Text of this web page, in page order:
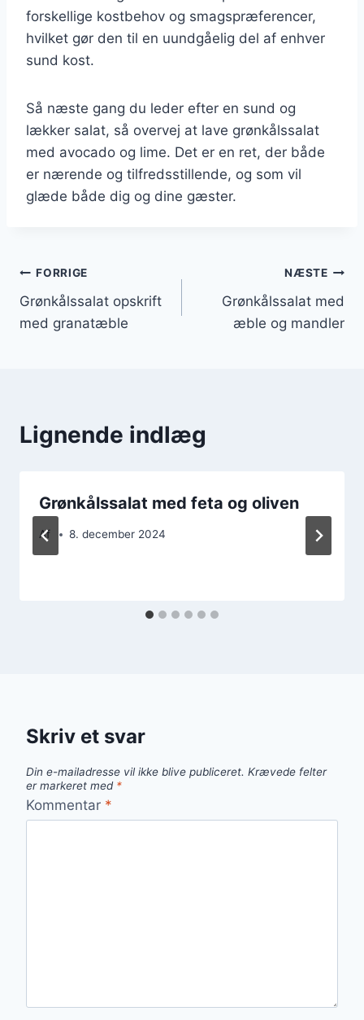
forskellige kostbehov og smagspræferencer,
hvilket gør den til en uundgåelig del af enhver
sund kost.
Så næste gang du leder efter en sund og
lækker salat, så overvej at lave grønkålssalat
med avocado og lime. Det er en ret, der både
er nærende og tilfredsstillende, og som vil
glæde både dig og dine gæster.
Indlægsnavigation
FORRIGE
Grønkålssalat opskrift
med granatæble
NÆSTE
Grønkålssalat med
æble og mandler
Lignende indlæg
Grønkålssalat med feta og oliven
Af 8. december 2024
Skriv et svar
Din e-mailadresse vil ikke blive publiceret. Krævede felter
er markeret med *
Kommentar *